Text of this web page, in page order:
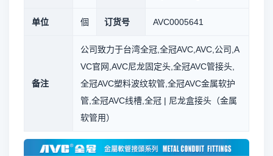
单位 個 订货号 AVC0005641
备注
公司致力于台湾全冠,全冠AVC,AVC,公司,A
VC官网,AVC尼龙固定头,全冠AVC管接头,
全冠AVC塑料波纹软管,全冠AVC金属软护
管,全冠AVC线槽,全冠 | 尼龙盒接头（金属
软管用）